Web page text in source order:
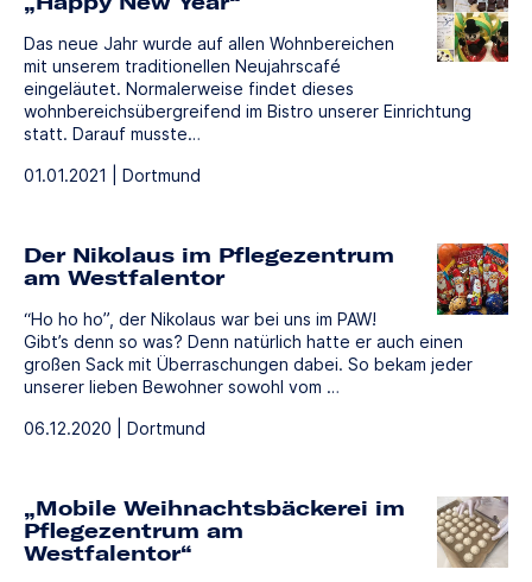
Das neue Jahr wurde auf allen Wohnbereichen
mit unserem traditionellen Neujahrscafé
eingeläutet. Normalerweise findet dieses
wohnbereichsübergreifend im Bistro unserer Einrichtung
statt. Darauf musste…
01.01.2021 | Dortmund
Der Nikolaus im Pflegezentrum
am Westfalentor
“Ho ho ho”, der Nikolaus war bei uns im PAW!
Gibt’s denn so was? Denn natürlich hatte er auch einen
großen Sack mit Überraschungen dabei. So bekam jeder
unserer lieben Bewohner sowohl vom …
06.12.2020 | Dortmund
„Mobile Weihnachtsbäckerei im
Pflegezentrum am
Westfalentor“